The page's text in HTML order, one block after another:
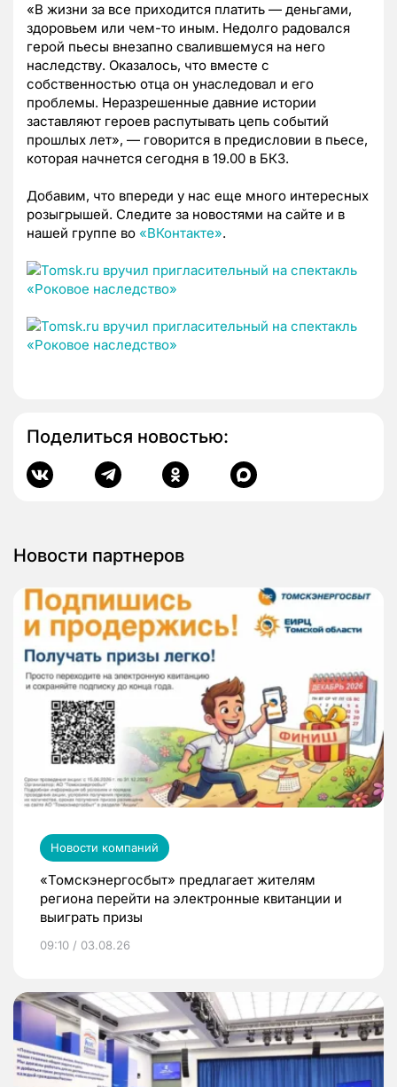
«В жизни за все приходится платить — деньгами,
здоровьем или чем-то иным. Недолго радовался
герой пьесы внезапно свалившемуся на него
наследству. Оказалось, что вместе с
собственностью отца он унаследовал и его
проблемы. Неразрешенные давние истории
заставляют героев распутывать цепь событий
прошлых лет», — говорится в предисловии в пьесе,
которая начнется сегодня в 19.00 в БКЗ.
Добавим, что впереди у нас еще много интересных
розыгрышей. Следите за новостями на сайте и в
нашей группе во «ВКонтакте».
Поделиться новостью:
Новости партнеров
Новости компаний
«Томскэнергосбыт» предлагает жителям
региона перейти на электронные квитанции и
выиграть призы
09:10 / 03.08.26